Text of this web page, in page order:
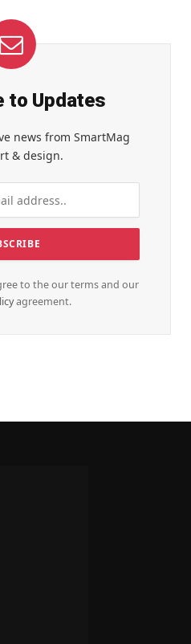
to Updates
news from SmartMag
& design.
to the our terms and our
agreement.